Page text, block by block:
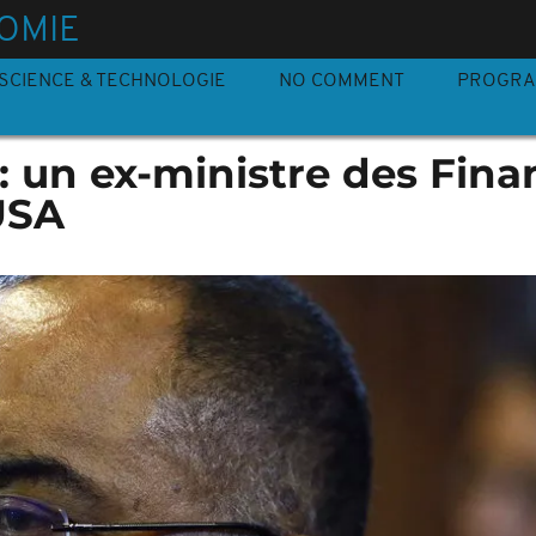
SCIENCE & TECHNOLOGIE NO COMMENT
un ex-ministre des